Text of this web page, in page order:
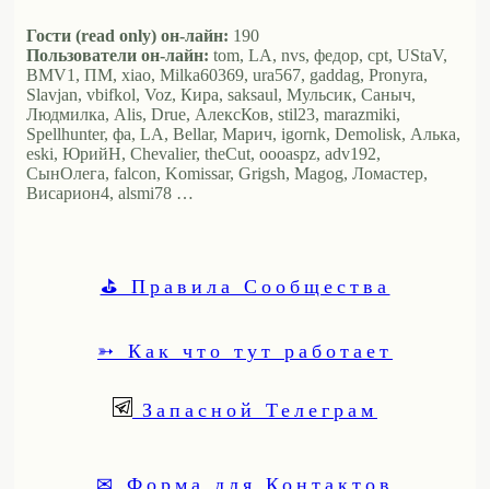
Гости (read only) он-лайн: 190
Пользователи он-лайн: tom, LA, nvs, федор, cpt, UStaV,
BMV1, ПМ, xiao, Milka60369, ura567, gaddag, Pronyra,
Slavjan, vbifkol, Voz, Кира, saksaul, Мульсик, Саныч,
Людмилка, Alis, Drue, АлексКов, stil23, marazmiki,
Spellhunter, фа, LA, Bellar, Марич, igornk, Demolisk, Алька,
eski, ЮрийН, Chevalier, theCut, oooaspz, adv192,
СынОлега, falcon, Komissar, Grigsh, Magog, Ломастер,
Висариoн4, alsmi78 …
⛳ Правила Сообщества
➳ Как что тут работает
Запасной Телеграм
✉ Форма для Контактов